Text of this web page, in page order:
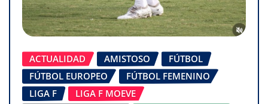
ACTUALIDAD AMISTOSO
FÚTBOL
FÚTBOL EUROPEO
FÚTBOL FEMENINO
LIGA F
LIGA F MOEVE